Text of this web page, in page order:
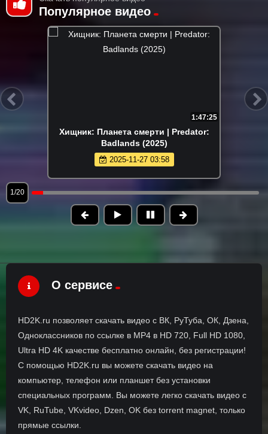
Популярное видео
1:47:25
Хищник: Планета смерти | Predator:
Badlands (2025)
2025-11-27 03:58
1/20
О сервисе
HD2K.ru позволяет скачать видео с ВК, РуТуба, ОК, Дзена,
Одноклассников по ссылке в MP4 в HD 720, Full HD 1080,
Ultra HD 4K качестве бесплатно онлайн, без регистрации!
С помощью HD2K.ru вы можете скачать видео на
компьютер, телефон или планшет без установки
специальных программ. Вы можете легко скачать видео с
VK, RuTube, VKvideo, Dzen, OK без torrent magnet, только
прямые ссылки.